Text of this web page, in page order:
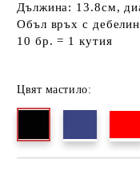
Дължина: 13.8см,
Объл връх с
10 бр. = 1 кутия
Цвят мастило: